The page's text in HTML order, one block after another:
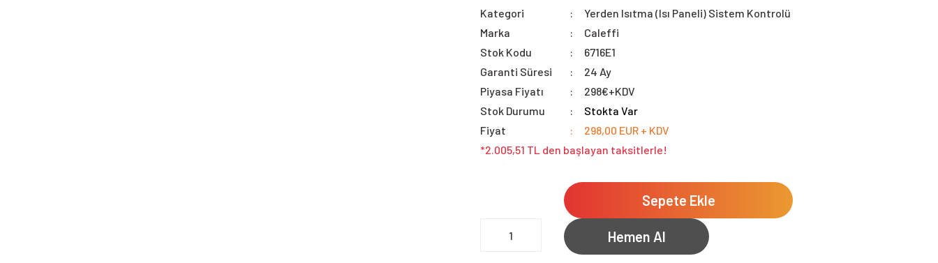
Kategori
Yerden Isıtma (Isı Paneli) Sistem Kontrolü
Marka
Caleffi
Stok Kodu
6716E1
Garanti Süresi
24 Ay
Piyasa Fiyatı
298€+KDV
Stok Durumu
Stokta Var
Fiyat
298,00 EUR + KDV
*2.005,51 TL den başlayan taksitlerle!
Sepete Ekle
Hemen Al